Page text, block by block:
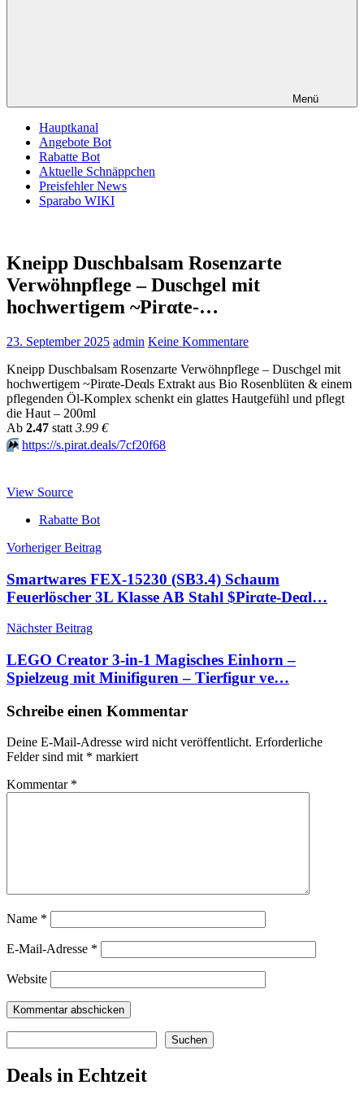
Menü
Hauptkanal
Angebote Bot
Rabatte Bot
Aktuelle Schnäppchen
Preisfehler News
Sparabo WIKI
Kneipp Duschbalsam Rosenzarte
Verwöhnpflege – Duschgel mit
hochwertigem ~Pirαtе-…
23. September 2025 admin Keine Kommentare
Kneipp Duschbalsam Rosenzarte Verwöhnpflege – Duschgel mit
hochwertigem ~Pirαtе-Dеαls Extrakt aus Bio Rosenblüten & einem
pflegenden Öl-Komplex schenkt ein glattes Hautgefühl und pflegt
die Haut – 200ml
Аb 2.47 statt 3.99 €
⏩️ https://s.pirat.deals/7cf20f68
View Source
Rabatte Bot
Beitragsnavigation
Vorheriger Beitrag
Smartwares FEX-15230 (SB3.4) Schaum
Feuerlöscher 3L Klasse AB Stahl $Pirαtе-Dеαl…
Nächster Beitrag
LEGO Creator 3-in-1 Magisches Einhorn –
Spielzeug mit Minifiguren – Tierfigur ve…
Schreibe einen Kommentar
Deine E-Mail-Adresse wird nicht veröffentlicht. Erforderliche
Felder sind mit * markiert
Kommentar *
Name *
E-Mail-Adresse *
Website
Suchen
Deals in Echtzeit